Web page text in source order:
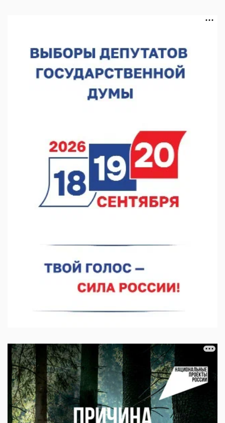
пожарного
07.08.2026 12:15
В Нижнем Новгороде прошло совещание Росгвардии
07.08.2026 12:04